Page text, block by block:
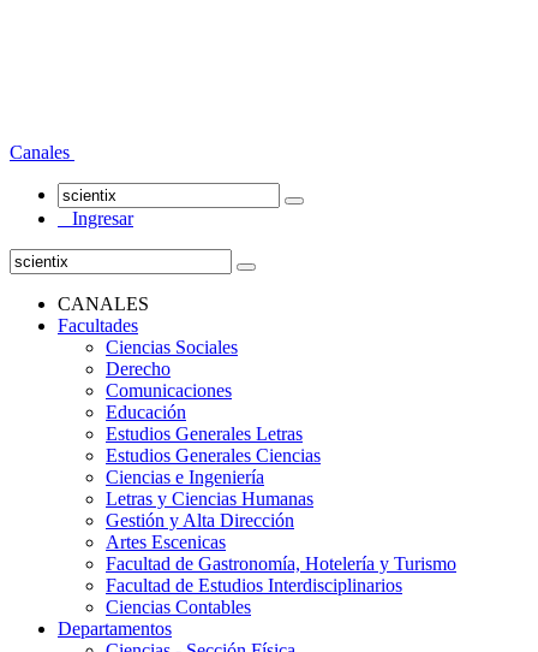
Canales
Ingresar
CANALES
Facultades
Ciencias Sociales
Derecho
Comunicaciones
Educación
Estudios Generales Letras
Estudios Generales Ciencias
Ciencias e Ingeniería
Letras y Ciencias Humanas
Gestión y Alta Dirección
Artes Escenicas
Facultad de Gastronomía, Hotelería y Turismo
Facultad de Estudios Interdisciplinarios
Ciencias Contables
Departamentos